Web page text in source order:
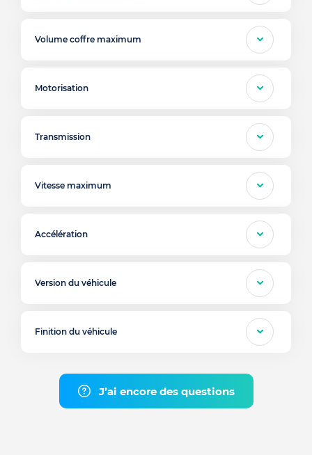
Volume coffre maximum
Motorisation
Transmission
Vitesse maximum
Accélération
Version du véhicule
Finition du véhicule
J’ai encore des questions